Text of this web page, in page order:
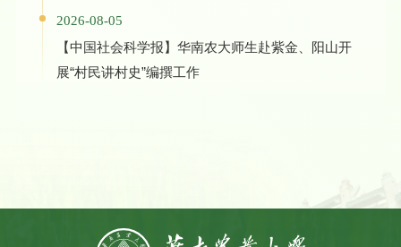
2026-08-05
【中国社会科学报】华南农大师生赴紫金、阳山开
展“村民讲村史”编撰工作